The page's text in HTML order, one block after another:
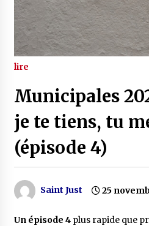
lire
Municipales
je te tiens, tu
(épisode 4)
Saint Just 25
Un épisode 4plus rapide que